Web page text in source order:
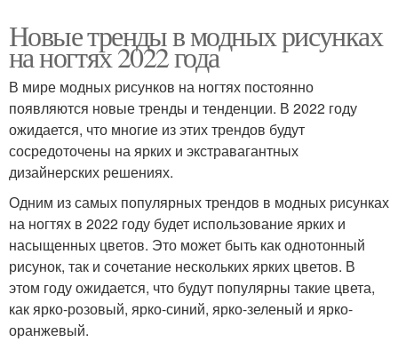
Новые тренды в модных рисунках
на ногтях 2022 года
В мире модных рисунков на ногтях постоянно
появляются новые тренды и тенденции. В 2022 году
ожидается, что многие из этих трендов будут
сосредоточены на ярких и экстравагантных
дизайнерских решениях.
Одним из самых популярных трендов в модных рисунках
на ногтях в 2022 году будет использование ярких и
насыщенных цветов. Это может быть как однотонный
рисунок, так и сочетание нескольких ярких цветов. В
этом году ожидается, что будут популярны такие цвета,
как ярко-розовый, ярко-синий, ярко-зеленый и ярко-
оранжевый.